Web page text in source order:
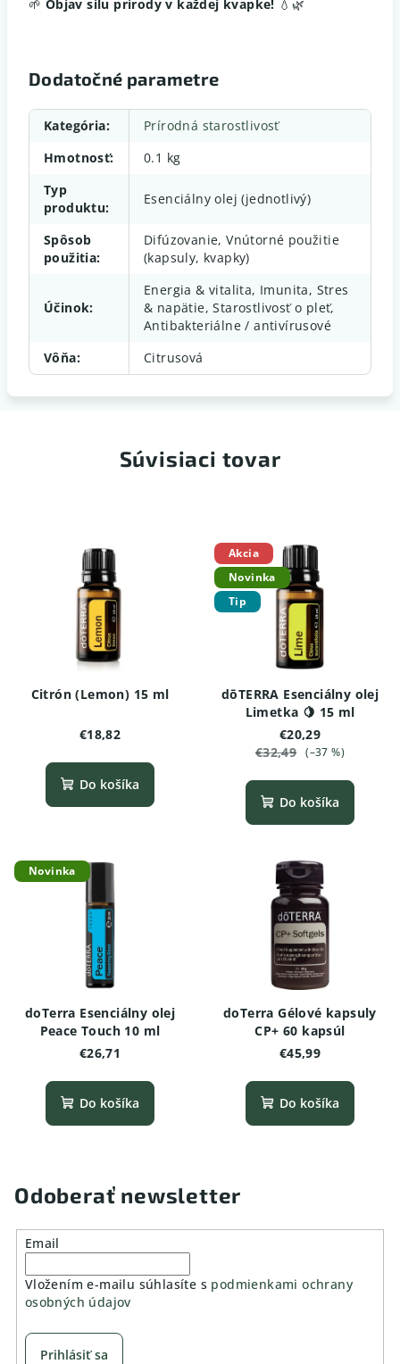
🌱 Objav silu prírody v každej kvapke! 💧🌿
Dodatočné parametre
Kategória:
Prírodná starostlivosť
Hmotnosť:
0.1 kg
Typ
produktu:
Esenciálny olej (jednotlivý)
Spôsob
použitia:
Difúzovanie, Vnútorné použitie
(kapsuly, kvapky)
Účinok:
Energia & vitalita, Imunita, Stres
& napätie, Starostlivosť o pleť,
Antibakteriálne / antivírusové
Vôňa: Citrusová
Súvisiaci tovar
Citrón (Lemon) 15 ml
€18,82
Do košíka
Akcia
Novinka
Tip
dōTERRA Esenciálny olej
Limetka 🍋 15 ml
€20,29
€32,49 (–37 %)
Do košíka
Novinka
doTerra Esenciálny olej
Peace Touch 10 ml
€26,71
Do košíka
doTerra Gélové kapsuly
CP+ 60 kapsúl
€45,99
Do košíka
Odoberať newsletter
Email
Vložením e-mailu súhlasíte s podmienkami ochrany
osobných údajov
Prihlásiť sa